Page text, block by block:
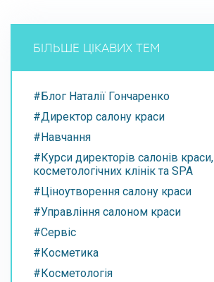
БІЛЬШЕ ЦІКАВИХ ТЕМ
#Блог Наталії Гончаренко
#Директор салону краси
#Навчання
#Курси директорів салонів краси,
косметологічних клінік та SPA
#Ціноутворення салону краси
#Управління салоном краси
#Сервіс
#Косметика
#Косметологія